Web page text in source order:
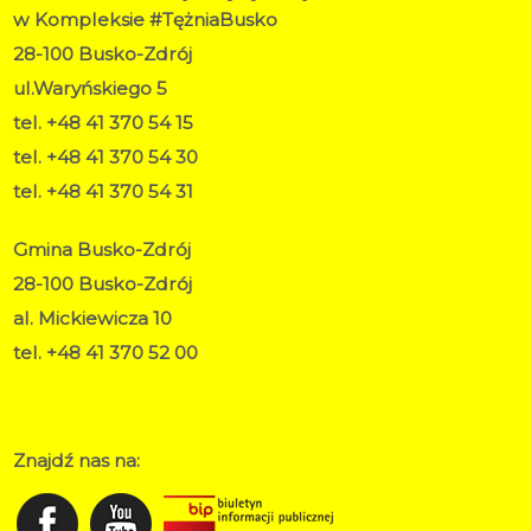
w Kompleksie #TężniaBusko
28-100 Busko-Zdrój
ul.Waryńskiego 5
tel. +48 41 370 54 15
tel. +48 41 370 54 30
tel. +48 41 370 54 31
Gmina Busko-Zdrój
28-100 Busko-Zdrój
al. Mickiewicza 10
tel. +48 41 370 52 00
Znajdź nas na: